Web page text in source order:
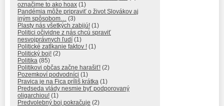
označime to ako hoax (1)
Pandémia môže pripraviť o život Slovákov aj
iným spôsobom… (3)
Plasty nás všetkých zabijú! (1)
Politici očividne z nás chcú spraviť
nesvojprávnych ľudí (1)
Politické zatĺkanie faktov ! (1)
Politický boj! (2)
Politika (85)
Politikovi občas začne harašiť! (2)
Pozemkoví podvodníci (1)
Pravica je na Fica príliš krátka (1)
Predseda vlády nesmie byť podporovaný
oligarchiou! (1)
Predvolebný boj pokračuje (2)